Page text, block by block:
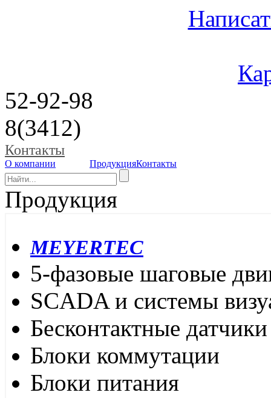
52-92-98
8(3412)
Контакты
О компании ПродукцияКонтакты
Продукция
MEYERTEC
5-фазовые шаговые
SCADA и системы
Бесконтактные датчики
Блоки коммутации
Блоки питания